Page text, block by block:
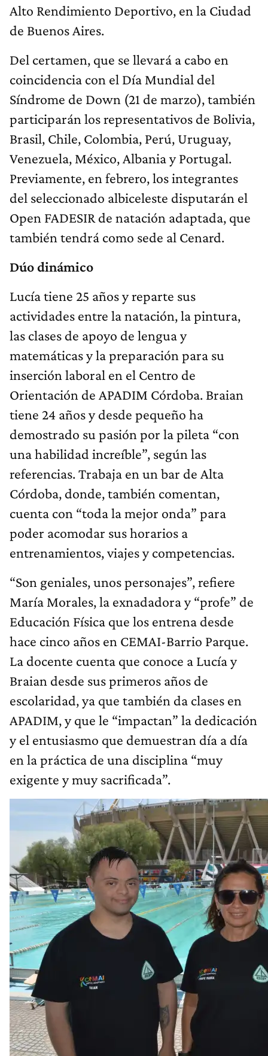
Alto Rendimiento Deportivo, en la Ciudad
de Buenos Aires.
Del certamen, que se llevará a cabo en
coincidencia con el Día Mundial del
Síndrome de Down (21 de marzo), también
participarán los representativos de Bolivia,
Brasil, Chile, Colombia, Perú, Uruguay,
Venezuela, México, Albania y Portugal.
Previamente, en febrero, los integrantes
del seleccionado albiceleste disputarán el
Open FADESIR de natación adaptada, que
también tendrá como sede al Cenard.
Dúo dinámico
Lucía tiene 25 años y reparte sus
actividades entre la natación, la pintura,
las clases de apoyo de lengua y
matemáticas y la preparación para su
inserción laboral en el Centro de
Orientación de APADIM Córdoba. Braian
tiene 24 años y desde pequeño ha
demostrado su pasión por la pileta “con
una habilidad increíble”, según las
referencias. Trabaja en un bar de Alta
Córdoba, donde, también comentan,
cuenta con “toda la mejor onda” para
poder acomodar sus horarios a
entrenamientos, viajes y competencias.
“Son geniales, unos personajes”, refiere
María Morales, la exnadadora y “profe” de
Educación Física que los entrena desde
hace cinco años en CEMAI-Barrio Parque.
La docente cuenta que conoce a Lucía y
Braian desde sus primeros años de
escolaridad, ya que también da clases en
APADIM, y que le “impactan” la dedicación
y el entusiasmo que demuestran día a día
en la práctica de una disciplina “muy
exigente y muy sacrificada”.